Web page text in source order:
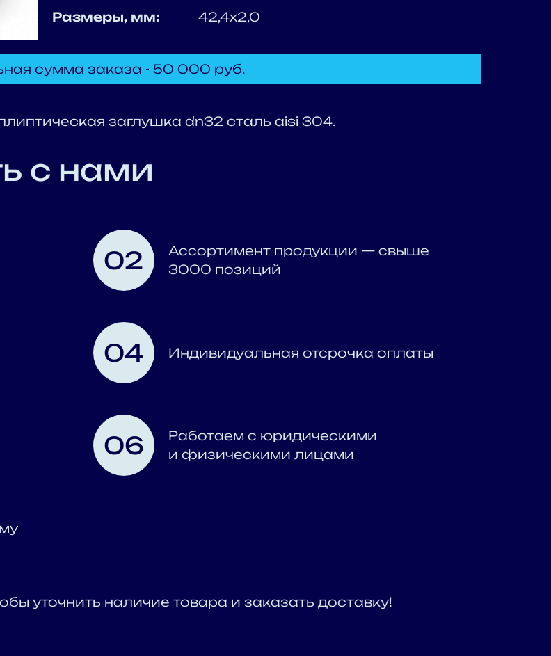
Размеры, мм: 42,4х2,0
сумма заказа - 50 000 руб.
заглушка dn32 сталь aisi 304.
с нами
02
Ассортимент продукции — свыше
3000 позиций
04 Индивидуальная отсрочка оплаты
06
Работаем с юридическими
и физическими лицами
уточнить наличие товара и заказать доставку!